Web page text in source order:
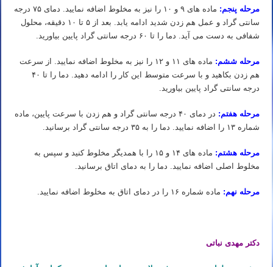
مرحله پنجم:
ماده های ۹ و ۱۰ را نیز به مخلوط اضافه نمایید. دمای ۷۵ درجه
سانتی گراد و عمل هم زدن شدید ادامه یابد. بعد از ۵ تا ۱۰ دقیقه، محلول
شفافی به دست می آید. دما را تا ۶۰ درجه سانتی گراد پایین بیاورید.
مرحله ششم:
ماده های ۱۱ و ۱۲ را نیز به مخلوط اضافه نمایید. از سرعت
هم زدن بکاهید و با سرعت متوسط این کار را ادامه دهید. دما را تا ۴۰
درجه سانتی گراد پایین بیاورید.
مرحله هفتم:
در دمای ۴۰ درجه سانتی گراد و هم زدن با سرعت پایین، ماده
شماره ۱۳ را اضافه نمایید. دما را به ۳۵ درجه سانتی گراد برسانید.
مرحله هشتم:
ماده های ۱۴ و ۱۵ را با همدیگر مخلوط کنید و سپس به
مخلوط اصلی اضافه نمایید. دما را به دمای اتاق برسانید.
مرحله نهم: ماده شماره ۱۶ را در دمای اتاق به مخلوط اضافه نمایید.
دکتر مهدی نباتی